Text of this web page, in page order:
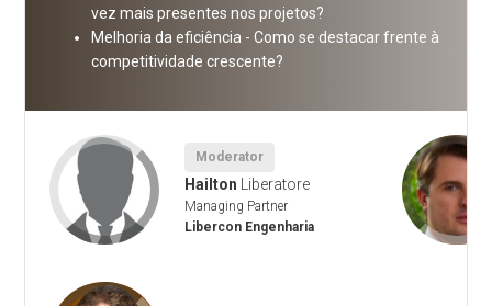
vez mais presentes nos projetos?
Melhoria da eficiência - Como se destacar frente à
competitividade crescente?
Moderator
Hailton Liberatore
Managing Partner
Libercon Engenharia